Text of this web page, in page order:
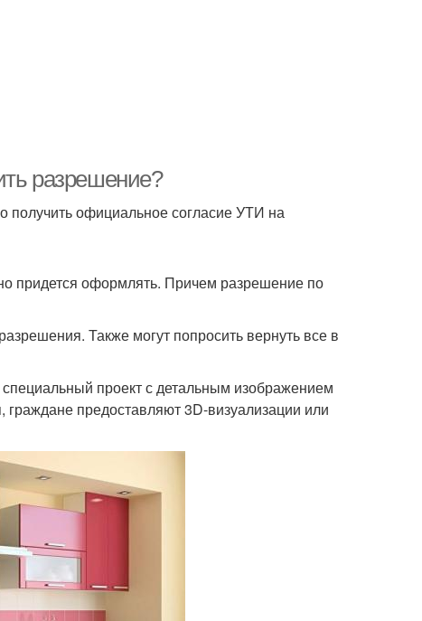
разрешение?
получить официальное согласие УТИ на
придется оформлять. Причем разрешение по
Также могут попросить вернуть все в
проект с детальным изображением
предоставляют 3D-визуализации или